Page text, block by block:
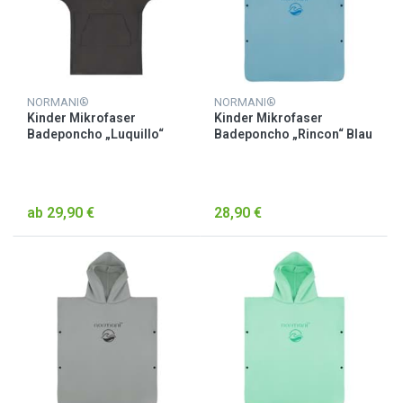
NORMANI®
Kinder Mikrofaser
Badeponcho „Luquillo“
ab 29,90 €
NORMANI®
Kinder Mikrofaser
Badeponcho „Rincon“ Blau
28,90 €